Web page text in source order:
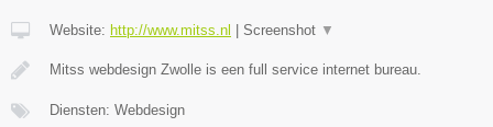
Website: http://www.mitss.nl Screenshot ▼
Mitss webdesign Zwolle is een full service internet bureau.
Diensten: Webdesign